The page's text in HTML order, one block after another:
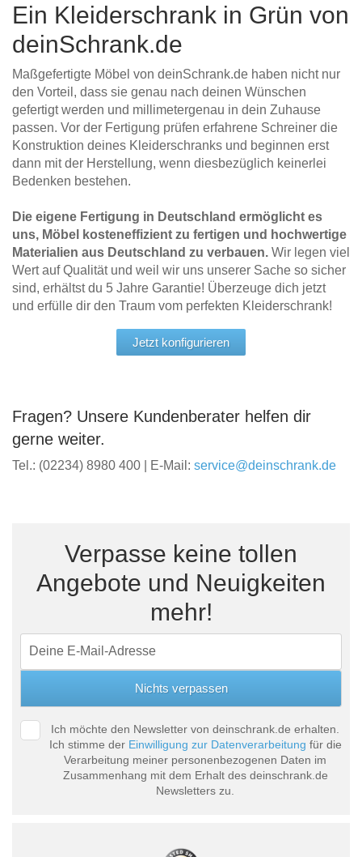
Ein Kleiderschrank in Grün von
deinSchrank.de
Maßgefertigte Möbel von deinSchrank.de haben nicht nur
den Vorteil, dass sie genau nach deinen Wünschen
gefertigt werden und millimetergenau in dein Zuhause
passen. Vor der Fertigung prüfen erfahrene Schreiner die
Konstruktion deines Kleiderschranks und beginnen erst
dann mit der Herstellung, wenn diesbezüglich keinerlei
Bedenken bestehen.
Die eigene Fertigung in Deutschland ermöglicht es
uns, Möbel kosteneffizient zu fertigen und hochwertige
Materialien aus Deutschland zu verbauen. Wir legen viel
Wert auf Qualität und weil wir uns unserer Sache so sicher
sind, erhältst du 5 Jahre Garantie! Überzeuge dich jetzt
und erfülle dir den Traum vom perfekten Kleiderschrank!
Jetzt konfigurieren
Fragen? Unsere Kundenberater helfen dir
gerne weiter.
Tel.: (02234) 8980 400 | E-Mail: service@deinschrank.de
Verpasse keine tollen
Angebote und Neuigkeiten
mehr!
Ich möchte den Newsletter von deinschrank.de erhalten.
Ich stimme der Einwilligung zur Datenverarbeitung für die
Verarbeitung meiner personenbezogenen Daten im
Zusammenhang mit dem Erhalt des deinschrank.de
Newsletters zu.